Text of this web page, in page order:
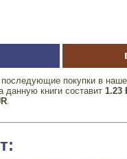
покупки в
данную книги составит 1.23
.